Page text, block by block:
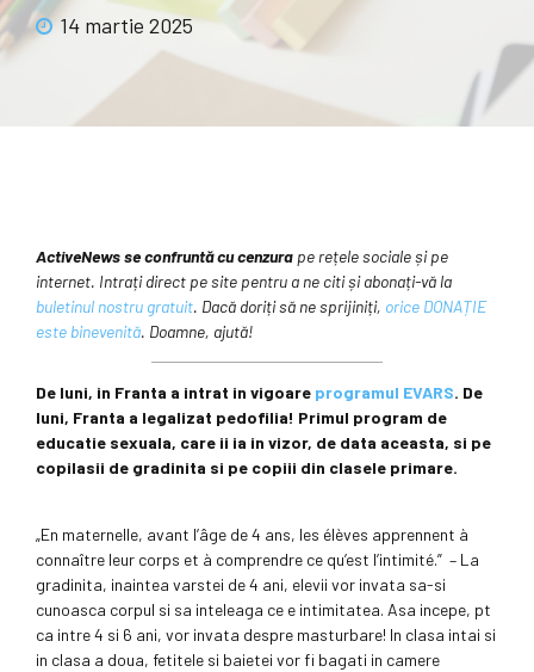
14 martie 2025
ActiveNews se confruntă cu cenzura pe rețele sociale și pe
internet. Intrați direct pe site pentru a ne citi și abonați-vă la
buletinul nostru gratuit. Dacă doriți să ne sprijiniți, orice DONAȚIE
este binevenită. Doamne, ajută!
De luni, in Franta a intrat in vigoare programul EVARS. De
luni, Franta a legalizat pedofilia! Primul program de
educatie sexuala, care ii ia in vizor, de data aceasta, si pe
copilasii de gradinita si pe copiii din clasele primare.
„En maternelle, avant l’âge de 4 ans, les élèves apprennent à
connaître leur corps et à comprendre ce qu’est l’intimité.” – La
gradinita, inaintea varstei de 4 ani, elevii vor invata sa-si
cunoasca corpul si sa inteleaga ce e intimitatea. Asa incepe, pt
ca intre 4 si 6 ani, vor invata despre masturbare! In clasa intai si
in clasa a doua, fetitele si baietei vor fi bagati in camere